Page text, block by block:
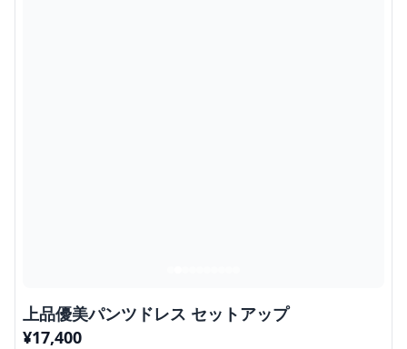
上品優美パンツドレス セットアップ
¥17,400